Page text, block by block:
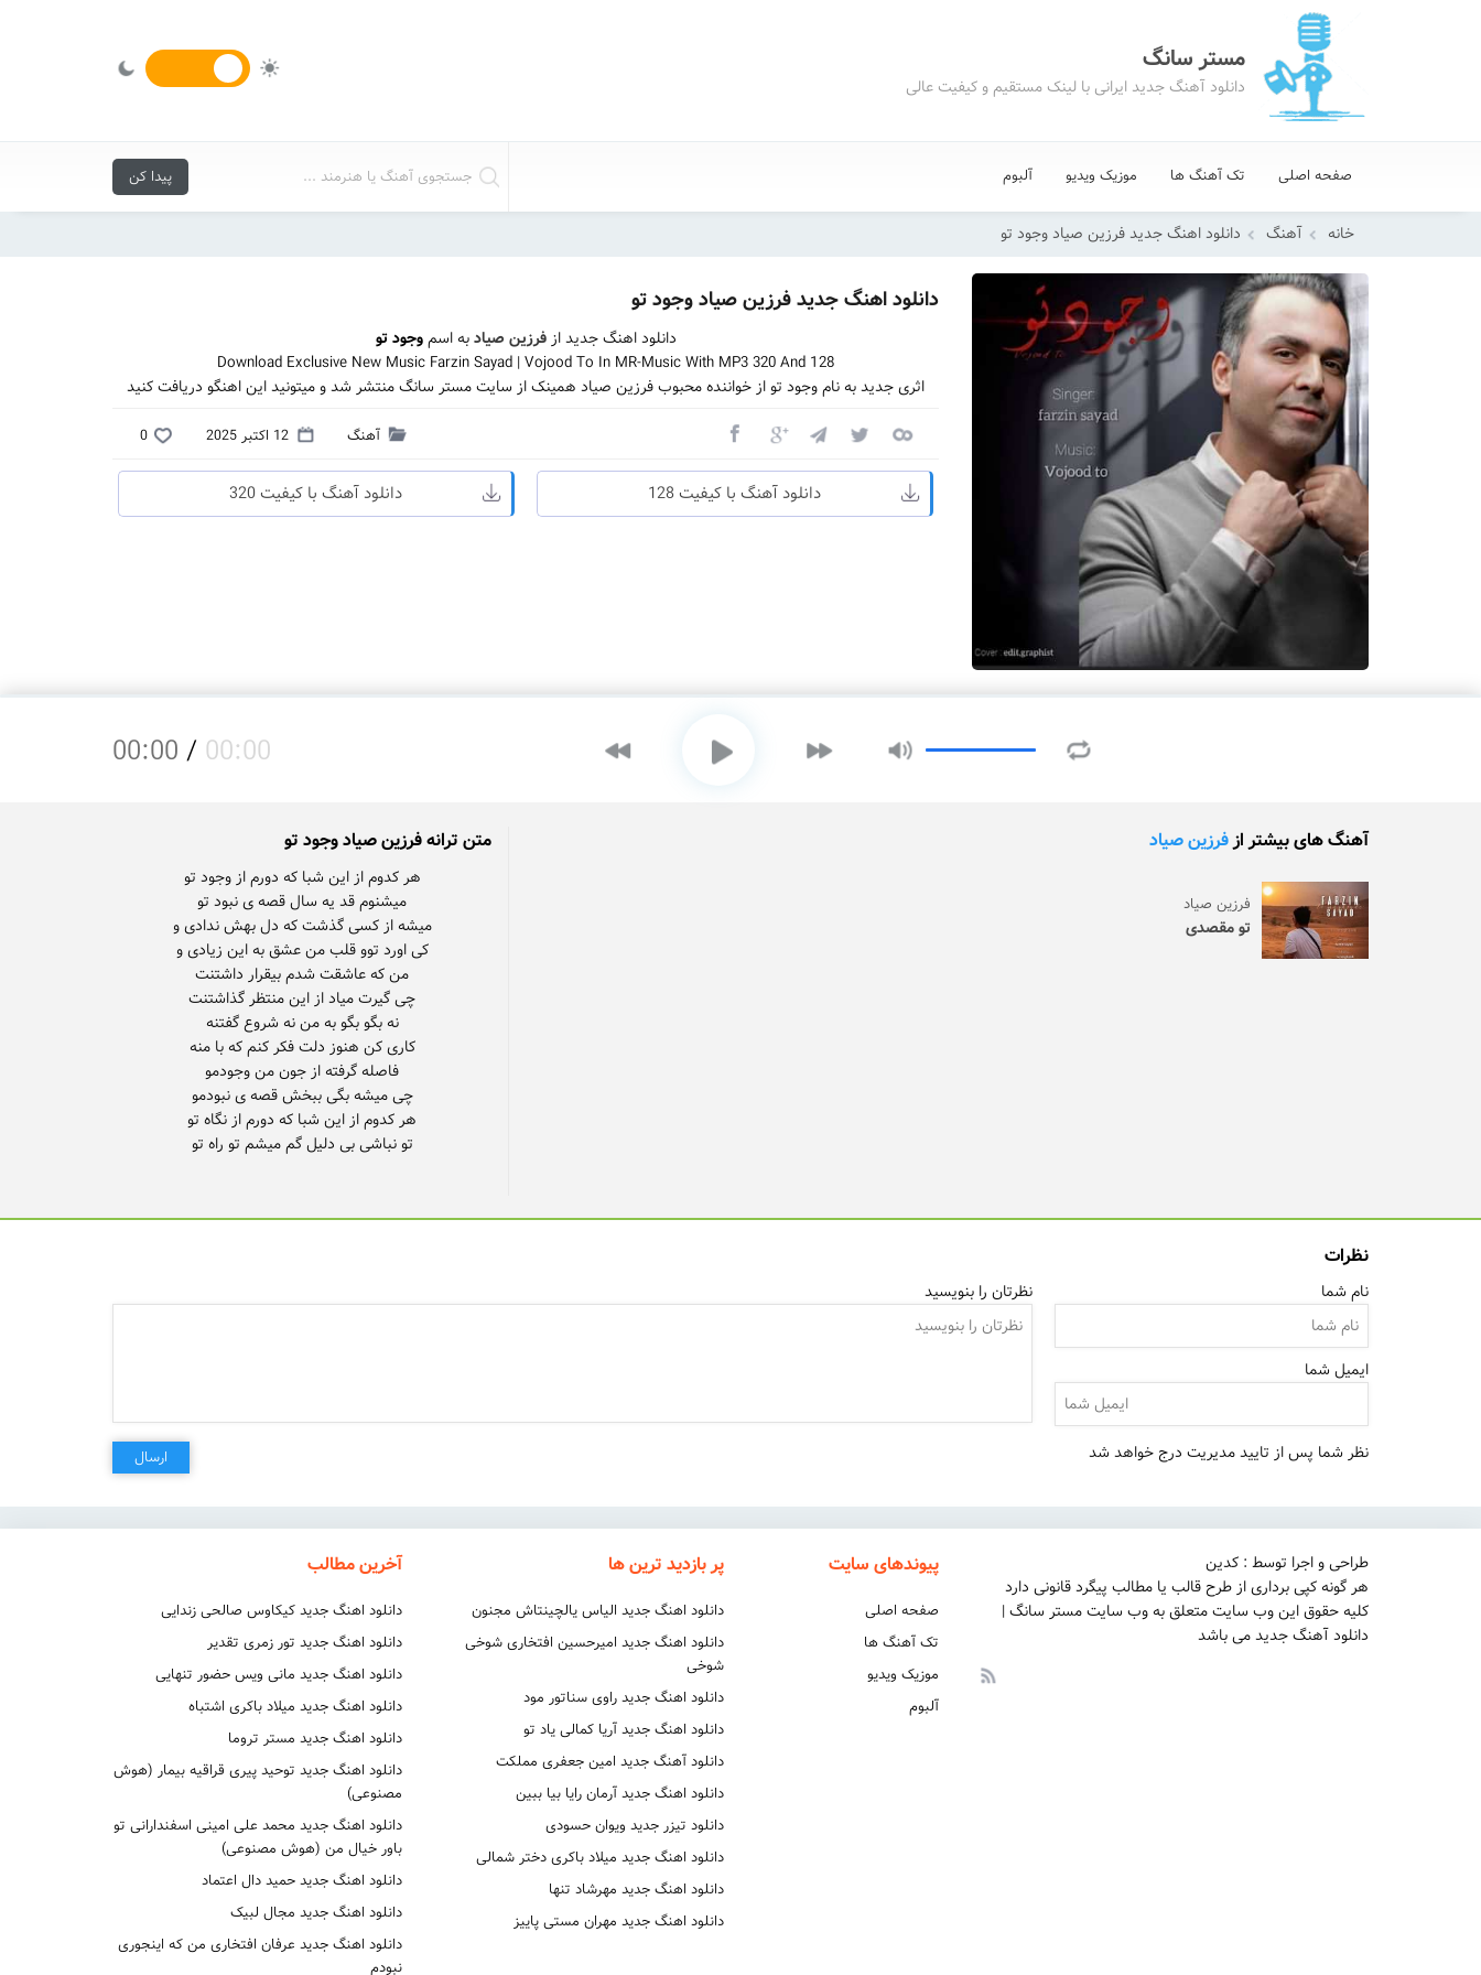
مستر سانگ
دانلود آهنگ جدید ایرانی با لینک مستقیم و کیفیت عالی
صفحه اصلی تک آهنگ ها موزیک ویدیو آلبوم
خانه آهنگ دانلود اهنگ جدید فرزین صیاد وجود تو
دانلود اهنگ جدید فرزین صیاد وجود تو
دانلود اهنگ جدید ازفرزین صیادبه اسموجود تو
Download Exclusive New Music Farzin Sayad | Vojood To In MR-Music With MP3 320 And 128
اثری جدید به نام وجود تو از خواننده محبوب فرزین صیاد همینک از سایت مستر سانگ منتشر شد و میتونید این اهنگو دریافت کنید
آهنگ 12 اکتبر 2025 0
دانلود آهنگ با کیفیت 128 دانلود آهنگ با کیفیت 320
00:00 / 00:00
آهنگ های بیشتر ازفرزین صیاد
فرزین صیاد
تو مقصدی
متن ترانه فرزین صیاد وجود تو
تو نباشی بی دلیل گم میشم تو راه تو
نظرات
نام شما
ایمیل شما
نظرتان را بنویسید
نظر شما پس از تایید مدیریت درج خواهد شد ارسال
طراحی و اجرا توسط : کدین
هر گونه کپی برداری از طرح قالب یا مطالب پیگرد قانونی دارد
کلیه حقوق این وب سایت متعلق به وب سایت مستر سانگ |
دانلود آهنگ جدید می باشد
پیوندهای سایت
صفحه اصلی
تک آهنگ ها
موزیک ویدیو
آلبوم
پر بازدید ترین ها
دانلود اهنگ جدید الیاس یالچینتاش مجنون
دانلود اهنگ جدید امیرحسین افتخاری شوخی
شوخی
دانلود اهنگ جدید راوی سناتور مود
دانلود اهنگ جدید آریا کمالی یاد تو
دانلود آهنگ جدید امین جعفری مملکت
دانلود اهنگ جدید آرمان رایا بیا ببین
دانلود تیزر جدید ویوان حسودی
دانلود اهنگ جدید میلاد باکری دختر شمالی
دانلود اهنگ جدید مهرشاد تنها
دانلود اهنگ جدید مهران مستی پاییز
آخرین مطالب
دانلود اهنگ جدید کیکاوس صالحی زندایی
دانلود اهنگ جدید تور زمری تقدیر
دانلود اهنگ جدید مانی ویس حضور تنهایی
دانلود اهنگ جدید میلاد باکری اشتباه
دانلود اهنگ جدید مستر تروما
دانلود اهنگ جدید توحید پیری قراقیه بیمار (هوش
مصنوعی)
دانلود اهنگ جدید محمد علی امینی اسفندارانی تو
باور خیال من (هوش مصنوعی)
دانلود اهنگ جدید حمید دال اعتماد
دانلود اهنگ جدید مجال لبیک
دانلود اهنگ جدید عرفان افتخاری من که اینجوری
نبودم